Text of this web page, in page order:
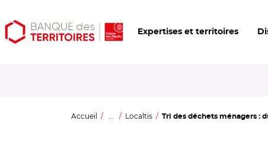
Aller
au
Aller
au
Ouvrir
les
Expertises et territoires
Accueil ... Localtis Tri des déchets ménagers :